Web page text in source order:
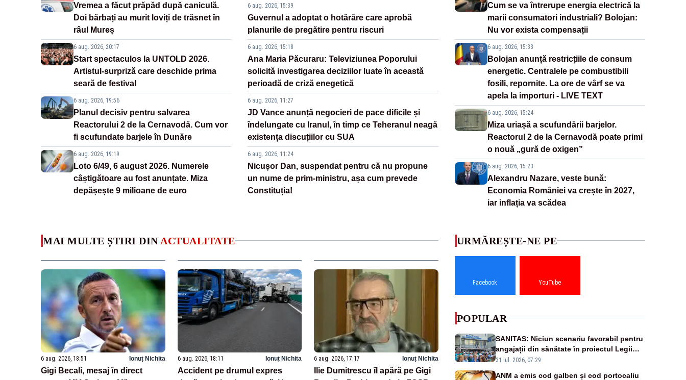
Vremea a făcut prăpăd după caniculă.
Doi bărbați au murit loviți de trăsnet în
râul Mureș
6 aug. 2026, 20:17
Start spectaculos la UNTOLD 2026.
Artistul-surpriză care deschide prima
seară de festival
6 aug. 2026, 19:56
Planul decisiv pentru salvarea
Reactorului 2 de la Cernavodă. Cum vor
fi scufundate barjele în Dunăre
6 aug. 2026, 19:19
Loto 6/49, 6 august 2026. Numerele
câștigătoare au fost anunțate. Miza
depășește 9 milioane de euro
6 aug. 2026, 15:39
Guvernul a adoptat o hotărâre care aprobă
planurile de pregătire pentru riscuri
6 aug. 2026, 15:18
Ana Maria Păcuraru: Televiziunea Poporului
solicită investigarea deciziilor luate în această
perioadă de criză enegetică
6 aug. 2026, 11:27
JD Vance anunță negocieri de pace dificile și
îndelungate cu Iranul, în timp ce Teheranul neagă
existența discuțiilor cu SUA
6 aug. 2026, 11:24
Nicușor Dan, suspendat pentru că nu propune
un nume de prim-ministru, așa cum prevede
Constituția!
Cum se va întrerupe energia electrică la
marii consumatori industriali? Bolojan:
Nu vor exista compensații
6 aug. 2026, 15:33
Bolojan anunță restricțiile de consum
energetic. Centralele pe combustibili
fosili, repornite. La ore de vârf se va
apela la importuri - LIVE TEXT
6 aug. 2026, 15:24
Miza uriașă a scufundării barjelor.
Reactorul 2 de la Cernavodă poate primi
o nouă „gură de oxigen”
6 aug. 2026, 15:23
Alexandru Nazare, veste bună:
Economia României va crește în 2027,
iar inflația va scădea
MAI MULTE ȘTIRI DIN ACTUALITATE
6 aug. 2026, 18:51 Ionuț Nichita
Gigi Becali, mesaj în direct
6 aug. 2026, 18:11 Ionuț Nichita
Accident pe drumul expres
6 aug. 2026, 17:17 Ionuț Nichita
Ilie Dumitrescu îl apără pe Gigi
URMĂREȘTE-NE PE
Facebook YouTube
POPULAR
SANITAS: Niciun scenariu favorabil pentru
angajații din sănătate în proiectul Legii
salarizării
31 iul. 2026, 07:29
ANM a emis cod galben și cod portocaliu